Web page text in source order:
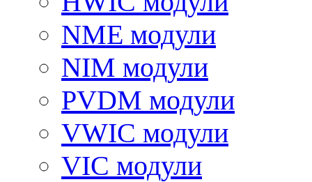
NME модули
NIM модули
PVDM модули
VWIC модули
VIC модули